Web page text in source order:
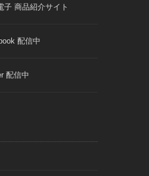
子 商品紹介サイト
配信中
配信中